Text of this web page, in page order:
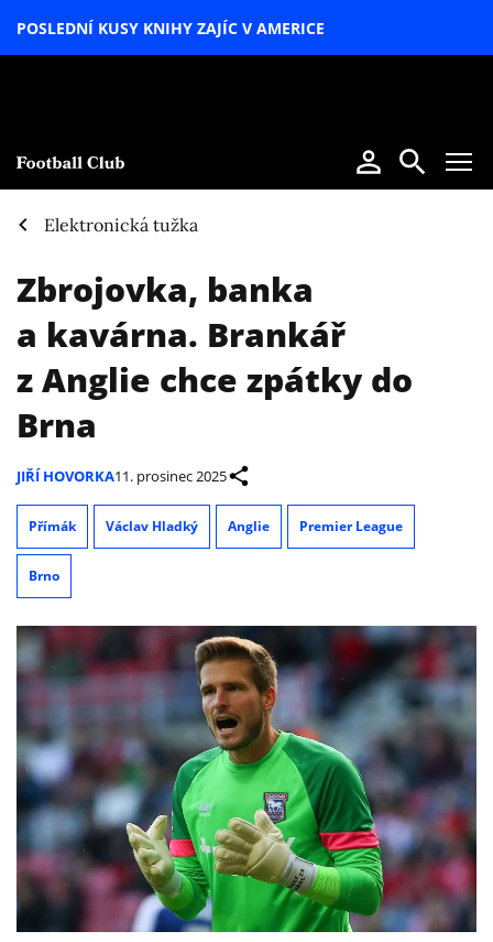
POSLEDNÍ KUSY KNIHY ZAJÍC V AMERICE
Elektronická tužka
Zbrojovka, banka
a kavárna. Brankář
z Anglie chce zpátky do
Brna
JIŘÍ HOVORKA11. prosinec 2025
Přímák Václav Hladký Anglie Premier League
Brno